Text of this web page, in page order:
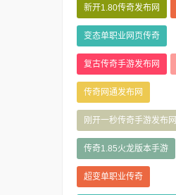
新开1.80传奇发布网
变态单职业网页传奇
复古传奇手游发布网
传奇网通发布网
刚开一秒传奇手游发布网
传奇1.85火龙版本手游
超变单职业传奇